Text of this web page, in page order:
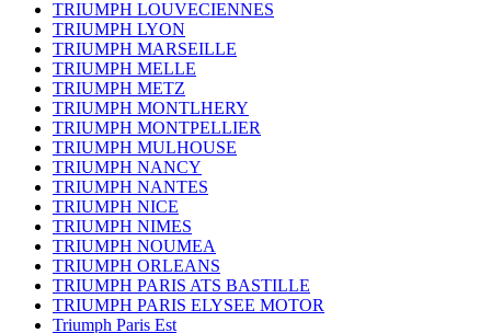
TRIUMPH LOUVECIENNES
TRIUMPH LYON
TRIUMPH MARSEILLE
TRIUMPH MELLE
TRIUMPH METZ
TRIUMPH MONTLHERY
TRIUMPH MONTPELLIER
TRIUMPH MULHOUSE
TRIUMPH NANCY
TRIUMPH NANTES
TRIUMPH NICE
TRIUMPH NIMES
TRIUMPH NOUMEA
TRIUMPH ORLEANS
TRIUMPH PARIS ATS BASTILLE
TRIUMPH PARIS ELYSEE MOTOR
Triumph Paris Est